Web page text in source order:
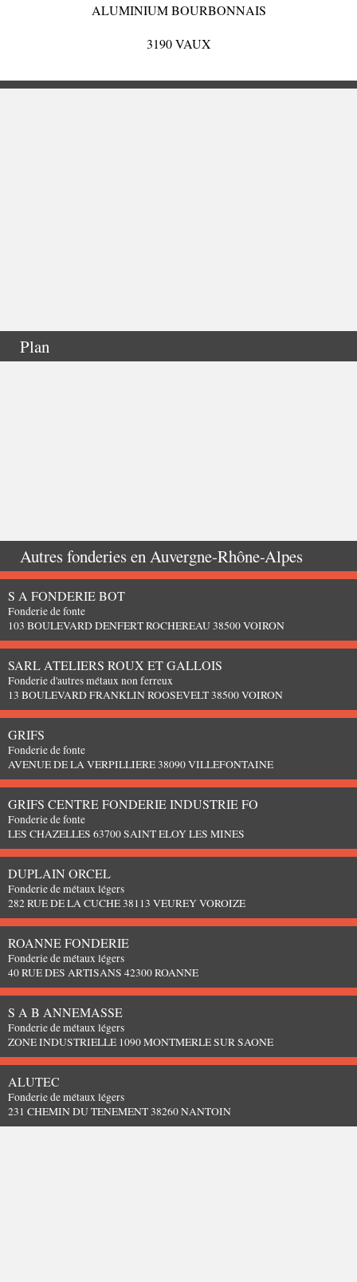
ALUMINIUM BOURBONNAIS
3190 VAUX
Plan
Autres fonderies enAuvergne-Rhône-Alpes
S A FONDERIE BOT
Fonderie de fonte
103 BOULEVARD DENFERT ROCHEREAU 38500 VOIRON
SARL ATELIERS ROUX ET GALLOIS
Fonderie d'autres métaux non ferreux
13 BOULEVARD FRANKLIN ROOSEVELT 38500 VOIRON
GRIFS
Fonderie de fonte
AVENUE DE LA VERPILLIERE 38090 VILLEFONTAINE
GRIFS CENTRE FONDERIE INDUSTRIE FO
Fonderie de fonte
LES CHAZELLES 63700 SAINT ELOY LES MINES
DUPLAIN ORCEL
Fonderie de métaux légers
282 RUE DE LA CUCHE 38113 VEUREY VOROIZE
ROANNE FONDERIE
Fonderie de métaux légers
40 RUE DES ARTISANS 42300 ROANNE
S A B ANNEMASSE
Fonderie de métaux légers
ZONE INDUSTRIELLE 1090 MONTMERLE SUR SAONE
ALUTEC
Fonderie de métaux légers
231 CHEMIN DU TENEMENT 38260 NANTOIN